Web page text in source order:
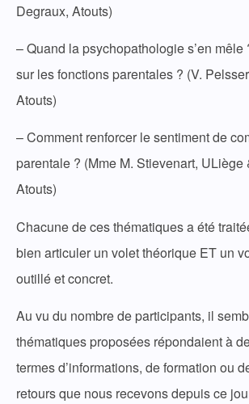
Degraux, Atouts)
– Quand la psychopathologie s’en
sur les fonctions parentales ? (V.
Atouts)
– Comment renforcer le sentiment de
parentale ? (Mme M. Stievenart, ULiège
Atouts)
Chacune de ces thématiques a été
bien articuler un volet théorique ET un
outillé et concret.
Au vu du nombre de participants, il
thématiques proposées répondaient à
termes d’informations, de formation ou
retours que nous recevons depuis ce